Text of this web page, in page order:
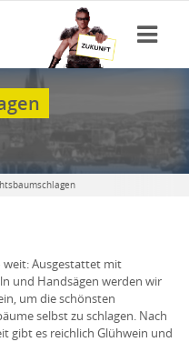
weit: Ausgestattet mit
und Handsägen werden wir
um die schönsten
selbst zu schlagen. Nach
gibt es reichlich Glühwein und